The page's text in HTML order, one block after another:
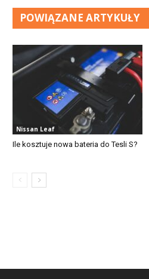
POWIĄZANE ARTYKUŁY
Nissan Leaf
Ile kosztuje nowa bateria do Tesli S?